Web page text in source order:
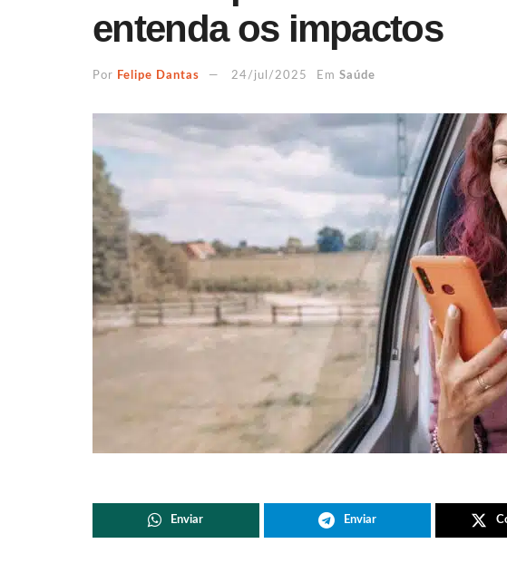
entenda os impactos
Por Felipe Dantas 24/jul/2025 Em Saúde
Enviar Enviar